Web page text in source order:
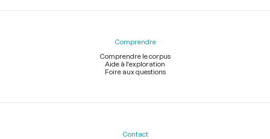
Comprendre
Comprendre le corpus
Aide à l'exploration
Foire aux questions
Contact